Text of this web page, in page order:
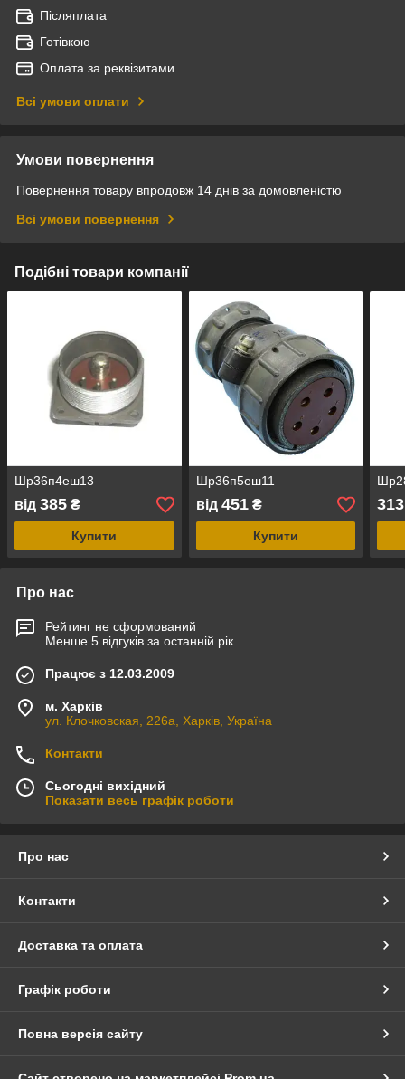
Післяплата
Готівкою
Оплата за реквізитами
Всі умови оплати
Умови повернення
Повернення товару впродовж 14 днів за домовленістю
Всі умови повернення
Подібні товари компанії
Шр36п4еш13
від 385 ₴
Купити
Шр36п5еш11
від 451₴
Купити
Про нас
Рейтинг не сформований
Менше 5 відгуків за останній рік
Працює з 12.03.2009
м. Харків
ул. Клочковская, 226а, Харків, Україна
Контакти
Сьогодні вихідний
Показати весь графік роботи
Про нас
Контакти
Доставка та оплата
Графік роботи
Повна версія сайту